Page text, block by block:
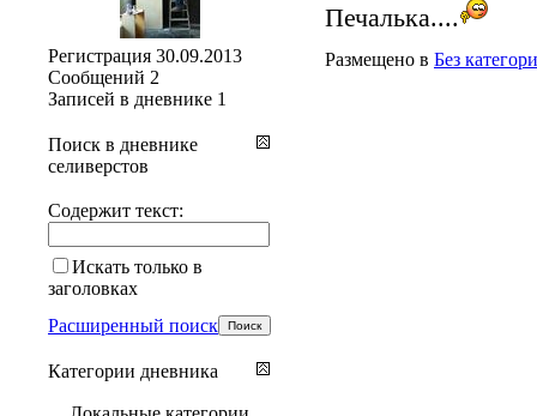
Печалька....
Размещено в Без
Регистрация 30.09.2013
Сообщений 2
Записей в дневнике 1
Поиск в дневнике
селиверстов
Содержит текст:
Искать только в
заголовках
Расширенный поиск
Категории дневника